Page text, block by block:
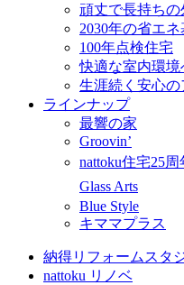
頑丈で長持ちの
2030年の省エ
100年点検住宅
快適な室内環境
生涯続く安心
ラインナップ
最響の家
Groovin’
nattoku住宅25
Glass Arts
Blue Style
キママプラス
納得リフォームスタ
nattoku リノベ